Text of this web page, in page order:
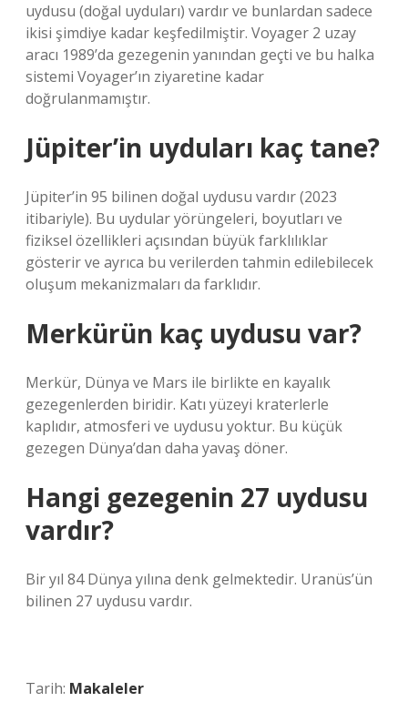
uydusu (doğal uyduları) vardır ve bunlardan sadece
ikisi şimdiye kadar keşfedilmiştir. Voyager 2 uzay
aracı 1989’da gezegenin yanından geçti ve bu halka
sistemi Voyager’ın ziyaretine kadar
doğrulanmamıştır.
Jüpiter’in uyduları kaç tane?
Jüpiter’in 95 bilinen doğal uydusu vardır (2023
itibariyle). Bu uydular yörüngeleri, boyutları ve
fiziksel özellikleri açısından büyük farklılıklar
gösterir ve ayrıca bu verilerden tahmin edilebilecek
oluşum mekanizmaları da farklıdır.
Merkürün kaç uydusu var?
Merkür, Dünya ve Mars ile birlikte en kayalık
gezegenlerden biridir. Katı yüzeyi kraterlerle
kaplıdır, atmosferi ve uydusu yoktur. Bu küçük
gezegen Dünya’dan daha yavaş döner.
Hangi gezegenin 27 uydusu
vardır?
Bir yıl 84 Dünya yılına denk gelmektedir. Uranüs’ün
bilinen 27 uydusu vardır.
Tarih: Makaleler